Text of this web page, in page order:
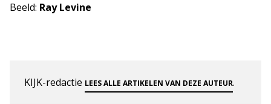
Beeld: Ray Levine
KIJK-redactie LEES ALLE ARTIKELEN VAN DEZE AUTEUR.